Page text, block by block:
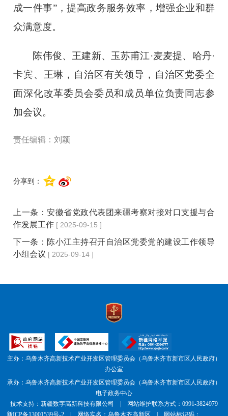
成一件事”，提高政务服务效率，增强企业和群
众满意度。
陈伟俊、王建新、玉苏甫江·麦麦提、哈丹·
卡宾、王琳，自治区有关领导，自治区党委全
面深化改革委员会委员和成员单位负责同志参
加会议。
责任编辑：刘颖
分享到：
上一条：安徽省党政代表团来疆考察对接对口支援与合
作发展工作 [ 2025-09-15 ]
下一条： 陈小江主持召开自治区党委党的建设工作领导
小组会议 [ 2025-09-14 ]
主办：乌鲁木齐高新技术产业开发区管理委员会（乌鲁木齐市新市区人民政府）
办公室
承办：乌鲁木齐高新技术产业开发区管理委员会（乌鲁木齐市新市区人民政府）
电子政务中心
技术支持：新疆数字高新科技有限公司 | 网站维护联系方式：0991-3824979
新ICP备13001539号-2
| 网络实名：乌鲁木齐高新区 | 网站标识码：